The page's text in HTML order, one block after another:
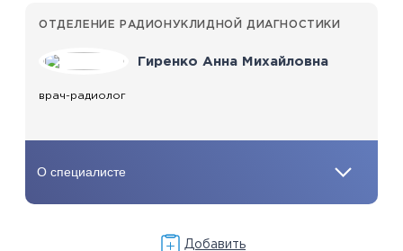
ОТДЕЛЕНИЕ РАДИОНУКЛИДНОЙ ДИАГНОСТИКИ
Гиренко Анна Михайловна
врач-радиолог
Добавить